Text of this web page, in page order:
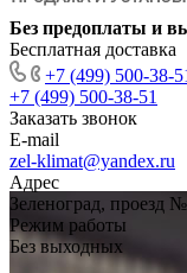
Без предоплаты и
Бесплатная доставка
+7 (499) 500-38-
+7 (499) 500-38-51
Заказать звонок
E-mail
zel-klimat@yandex.ru
Адрес
Зеленоград, проезд
Режим работы
Без выходных